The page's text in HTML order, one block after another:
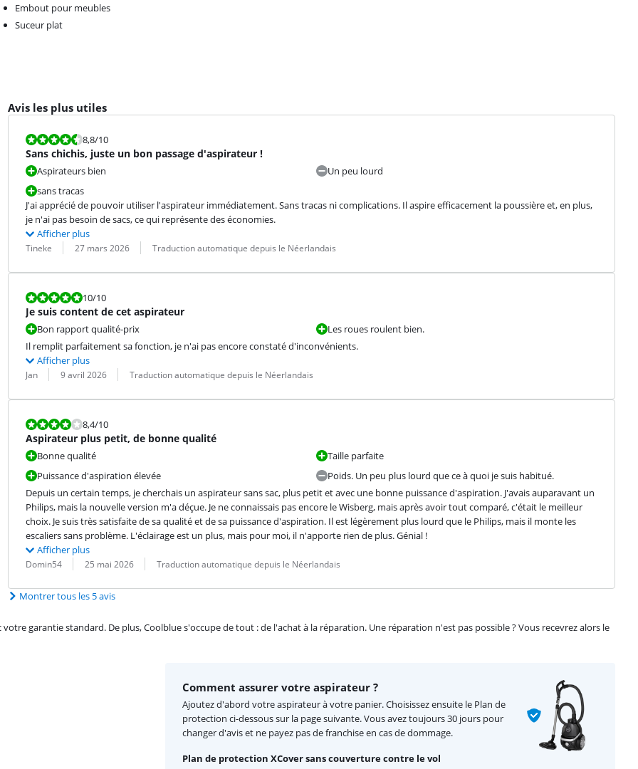
Embout pour meubles
Suceur plat
Avis les plus utiles
La note est 8,8 sur 10.
8,8/10
Sans chichis, juste un bon passage d'aspirateur !
Aspirateurs bien
sans tracas
Un peu lourd
J'ai apprécié de pouvoir utiliser l'aspirateur immédiatement. Sans tracas ni complications. Il aspire efficacement la poussière et, en plus,
je n'ai pas besoin de sacs, ce qui représente des économies.
Afficher plus
Évaluation par :
Tineke
Date : 27 mars 2026
Traduction : Traduction automatique depuis le Néerlandais
La note est 10 sur 10.
10/10
Je suis content de cet aspirateur
Bon rapport qualité-prix
Les roues roulent bien.
Il remplit parfaitement sa fonction, je n'ai pas encore constaté d'inconvénients.
Afficher plus
Évaluation par :
Jan
Date : 9 avril 2026
Traduction : Traduction automatique depuis le Néerlandais
La note est 8,4 sur 10.
8,4/10
Aspirateur plus petit, de bonne qualité
Bonne qualité
Puissance d'aspiration élevée
Taille parfaite
Poids. Un peu plus lourd que ce à quoi je suis habitué.
Depuis un certain temps, je cherchais un aspirateur sans sac, plus petit et avec une bonne puissance d'aspiration. J'avais auparavant un
Philips, mais la nouvelle version m'a déçue. Je ne connaissais pas encore le Wisberg, mais après avoir tout comparé, c'était le meilleur
choix. Je suis très satisfaite de sa qualité et de sa puissance d'aspiration. Il est légèrement plus lourd que le Philips, mais il monte les
escaliers sans problème. L'éclairage est un plus, mais pour moi, il n'apporte rien de plus. Génial !
Afficher plus
Évaluation par :
Domin54
Date : 25 mai 2026
Traduction : Traduction automatique depuis le Néerlandais
Montrer tous les 5 avis
garantie standard. De plus, Coolblue s'occupe de tout : de l'achat à la réparation. Une réparation n'est pas possible ? Vous recevrez alors le
Comment assurer votre aspirateur ?
Ajoutez d'abord votre aspirateur à votre panier. Choisissez ensuite le Plan de
protection ci-dessous sur la page suivante. Vous avez toujours 30 jours pour
changer d'avis et ne payez pas de franchise en cas de dommage.
Plan de protection XCover sans couverture contre le vol